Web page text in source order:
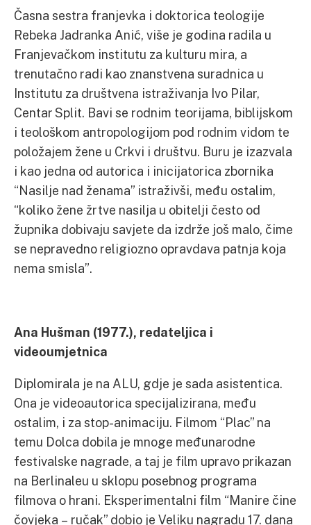
Časna sestra franjevka i doktorica teologije
Rebeka Jadranka Anić, više je godina radila u
Franjevačkom institutu za kulturu mira, a
trenutačno radi kao znanstvena suradnica u
Institutu za društvena istraživanja Ivo Pilar,
Centar Split. Bavi se rodnim teorijama, biblijskom
i teološkom antropologijom pod rodnim vidom te
položajem žene u Crkvi i društvu. Buru je izazvala
i kao jedna od autorica i inicijatorica zbornika
“Nasilje nad ženama” istraživši, među ostalim,
“koliko žene žrtve nasilja u obitelji često od
župnika dobivaju savjete da izdrže još malo, čime
se nepravedno religiozno opravdava patnja koja
nema smisla”.
Ana Hušman (1977.), redateljica i
videoumjetnica
Diplomirala je na ALU, gdje je sada asistentica.
Ona je videoautorica specijalizirana, među
ostalim, i za stop-animaciju. Filmom “Plac” na
temu Dolca dobila je mnoge međunarodne
festivalske nagrade, a taj je film upravo prikazan
na Berlinaleu u sklopu posebnog programa
filmova o hrani. Eksperimentalni film “Manire čine
čovjeka – ručak” dobio je Veliku nagradu 17. dana